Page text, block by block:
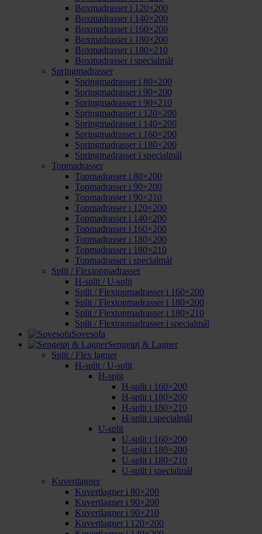
Boxmadrasser i 120×200
Boxmadrasser i 140×200
Boxmadrasser i 160×200
Boxmadrasser i 180×200
Boxmadrasser i 180×210
Boxmadrasser i specialmål
Springmadrasser
Springmadrasser i 80×200
Springmadrasser i 90×200
Springmadrasser i 90×210
Springmadrasser i 120×200
Springmadrasser i 140×200
Springmadrasser i 160×200
Springmadrasser i 180×200
Springmadrasser i specialmål
Topmadrasser
Topmadrasser i 80×200
Topmadrasser i 90×200
Topmadrasser i 90×210
Topmadrasser i 120×200
Topmadrasser i 140×200
Topmadrasser i 160×200
Topmadrasser i 180×200
Topmadrasser i 180×210
Topmadrasser i specialmål
Split / Flextopmadrasser
H-split / U-split
Split / Flextopmadrasser i 160×200
Split / Flextopmadrasser i 180×200
Split / Flextopmadrasser i 180×210
Split / Flextopmadrasser i specialmål
Sovesofa
Sengetøj & Lagner
Split / Flex lagner
H-split / U-split
H-split
H-split i 160×200
H-split i 180×200
H-split i 180×210
H-split i specialmål
U-split
U-split i 160×200
U-split i 180×200
U-split i 180×210
U-split i specialmål
Kuvertlagner
Kuvertlagner i 80×200
Kuvertlagner i 90×200
Kuvertlagner i 90×210
Kuvertlagner i 120×200